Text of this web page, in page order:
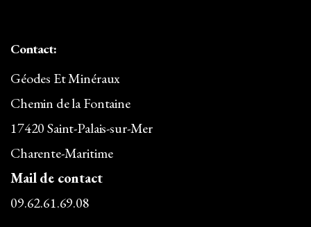
Contact:
Géodes Et Minéraux
Chemin de la Fontaine
17420 Saint-Palais-sur-Mer
Charente-Maritime
Mail de contact
09.62.61.69.08